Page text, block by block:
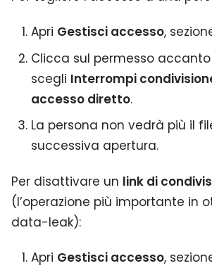
Apri Gestisci accesso,
Clicca sul permesso
scegli Interrompi
accesso diretto.
La persona non vedrà più il
successiva apertura.
Per disattivare un link di
(l’operazione più importante in
data-leak):
Apri Gestisci accesso,